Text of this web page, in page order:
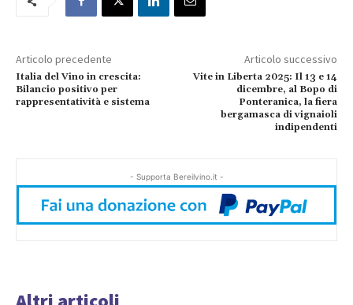
Articolo precedente
Italia del Vino in crescita:
Bilancio positivo per
rappresentatività e sistema
Articolo successivo
Vite in Liberta 2025: Il 13 e 14
dicembre, al Bopo di
Ponteranica, la fiera
bergamasca di vignaioli
indipendenti
- Supporta Bereilvino.it -